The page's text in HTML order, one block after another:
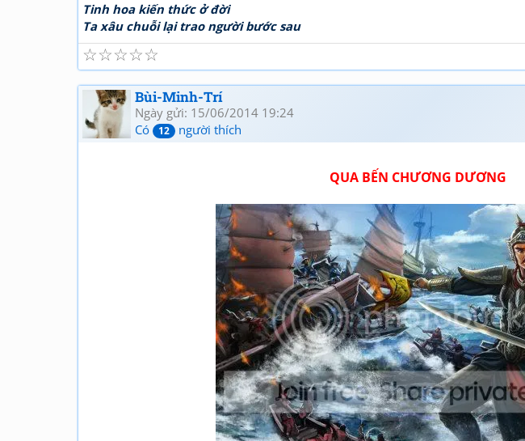
Tinh hoa kiến thức ở đời
Ta xâu chuỗi lại trao người bước sau
☆
☆
☆
☆
☆
Bùi-Minh-Trí
Ngày gửi: 15/06/2014 19:24
Có
12 người thích
QUA BẾN CHƯƠNG DƯƠNG